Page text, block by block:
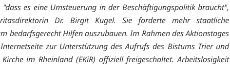
"dass es eine Umsteuerung in der Beschäftigungspolitik braucht",
Dr. Birgit Kugel. Sie forderte mehr staatliche
bedarfsgerecht Hilfen auszubauen. Im Rahmen des Aktionstages
Internetseite zur Unterstützung des Aufrufs des Bistums Trier und
im Rheinland (EKiR) offiziell freigeschaltet. Arbeitslosigkeit